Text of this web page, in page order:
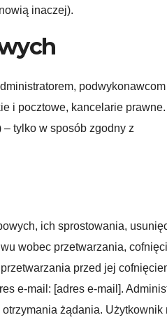
inaczej).
podwykonawcom
i pocztowe, kancelarie
tylko w sposób zgodny z
ich sprostowania,
wobec przetwarzania,
przed jej
e-mail: [adres e-mail].
żądania. Użytkownik